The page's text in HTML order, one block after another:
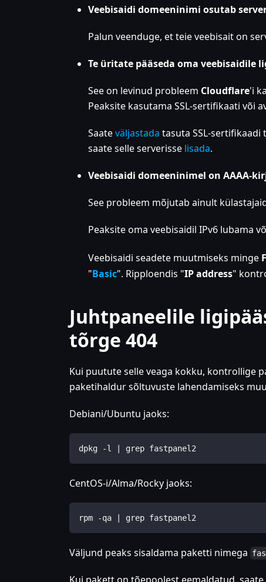
Veebisaidi domeeninimi osutab
Palun veenduge, et teie veebisait on
Te üritate pääseda oma veebisaidile
See on levinud probleem Cloudflare'i
Peaksite kasutama SSL-sertifikaati või
Saateväljastada tasuta SSL-sertifikaadi
saate selle serverisse lisada.
Veebisaidi domeeninimel on AAAA-
See probleem mõjutab ainult
Peaksite oma veebisaidil IPv6 lubama
Veebisaidi seadete muutmiseks minge
"Basic". Ripploendis "IP address"
Juhtpaneelile
tõrge 404
Kui puutute selle veaga kokku, kontrollige
paketihaldur sõltuvuste lahendamiseks
Debiani/Ubuntu jaoks:
dpkg -l | grep fastpanel2
CentOS-i/Alma/Rocky jaoks:
rpm -qa | grep fastpanel2
Väljund peaks sisaldama paketti nimega